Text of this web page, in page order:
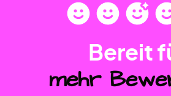
Bereit
mehr